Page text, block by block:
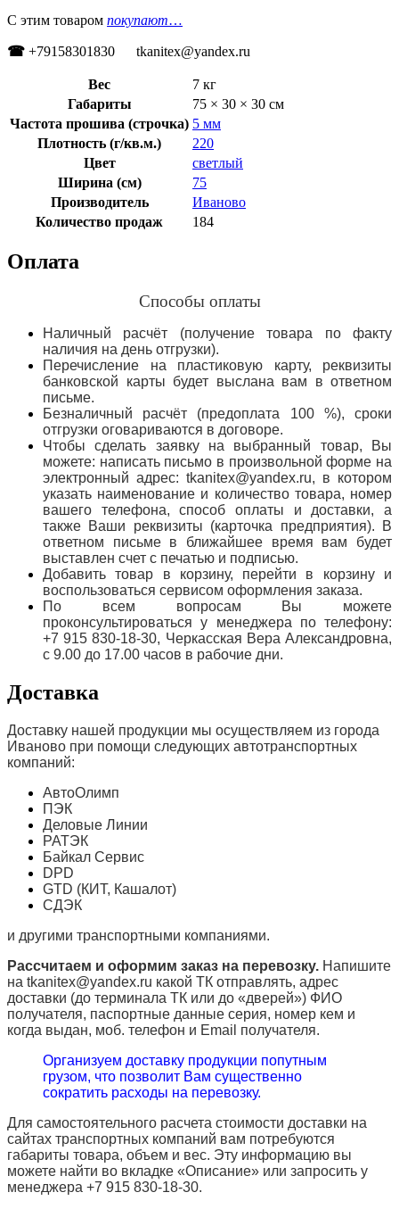
С этим товаром покупают…
☎ +79158301830 tkanitex@yandex.ru
Вес
7 кг
Габариты
75 × 30 × 30 см
Частота прошива (строчка) 5 мм
Плотность (г/кв.м.)
220
Цвет
светлый
Ширина (см)
75
Производитель
Иваново
Количество продаж
184
Оплата
Способы оплаты
Наличный расчёт (получение товара по факту
наличия на день отгрузки).
Перечисление на пластиковую карту, реквизиты
банковской карты будет выслана вам в ответном
письме.
Безналичный расчёт (предоплата 100 %), сроки
отгрузки оговариваются в договоре.
Чтобы сделать заявку на выбранный товар, Вы
можете: написать письмо в произвольной форме на
электронный адрес: tkanitex@yandex.ru, в котором
указать наименование и количество товара, номер
вашего телефона, способ оплаты и доставки, а
также Ваши реквизиты (карточка предприятия). В
ответном письме в ближайшее время вам будет
выставлен счет с печатью и подписью.
Добавить товар в корзину, перейти в корзину и
воспользоваться сервисом оформления заказа.
По всем вопросам Вы можете
проконсультироваться у менеджера по телефону:
+7 915 830-18-30, Черкасская Вера Александровна,
с 9.00 до 17.00 часов в рабочие дни.
Доставка
Доставку нашей продукции мы осуществляем из города
Иваново при помощи следующих автотранспортных
компаний:
АвтоОлимп
ПЭК
Деловые Линии
РАТЭК
Байкал Сервис
DPD
GTD (КИТ, Кашалот)
СДЭК
и другими транспортными компаниями.
Рассчитаем и оформим заказ на перевозку. Напишите
на tkanitex@yandex.ru какой ТК отправлять, адрес
доставки (до терминала ТК или до «дверей») ФИО
получателя, паспортные данные серия, номер кем и
когда выдан, моб. телефон и Email получателя.
Организуем доставку продукции попутным
грузом, что позволит Вам существенно
сократить расходы на перевозку.
Для самостоятельного расчета стоимости доставки на
сайтах транспортных компаний вам потребуются
габариты товара, объем и вес. Эту информацию вы
можете найти во вкладке «Описание» или запросить у
менеджера +7 915 830-18-30.